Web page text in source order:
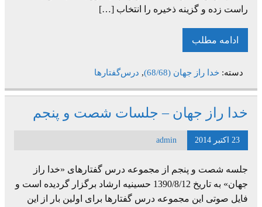
راست زده و گزینه ذخیره را انتخاب […]
ادامه مطلب
دسته: خدا راز جهان (68/68) , درس‌گفتارها
خدا راز جهان – جلسات شصت و پنجم
23 اکتبر 2014 admin
جلسه شصت و پنجم از مجموعه درس گفتارهای «خدا راز
جهان» به تاریخ 1390/8/12 حسینیه ارشاد برگزار گردیده است و
فایل صوتی این مجموعه درس گفتارها برای اولین بار از این